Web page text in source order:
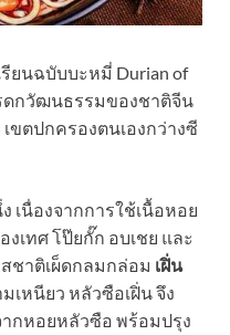
ยนฉบับบะหมี่ Durian of
ดกวัฒนธรรมของชาติจีน
ขตปกครองตนเองกว่างซี
เนื่องจากการใช้เนื้อหอย
เทศ โป๊ยกั๊ก อบเชย และ
ชาติเผ็ดกลมกล่อม เฝิ่น
หนียว หลัวซือเฝิ่น จึง
กหอยหลัวซือ พร้อมปรุง